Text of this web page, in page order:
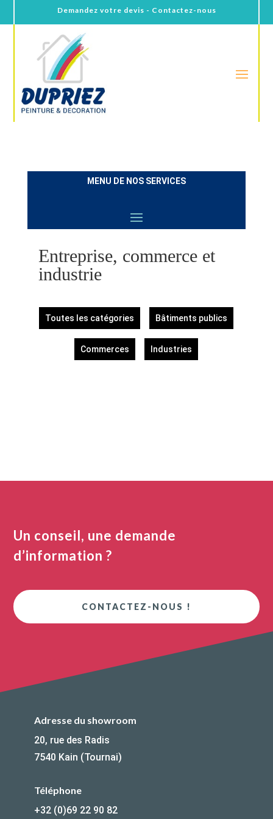
Demandez votre devis - Contactez-nous
MENU DE NOS SERVICES
Entreprise, commerce et
industrie
Toutes les catégories Bâtiments publics
Commerces Industries
Un conseil, une demande
d’information ?
CONTACTEZ-NOUS !
Adresse du showroom
20, rue des Radis
7540 Kain (Tournai)
Téléphone
+32 (0)69 22 90 82